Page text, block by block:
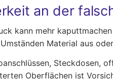
an der
kann mehr
Material aus
Steckdosen,
Oberflächen ist